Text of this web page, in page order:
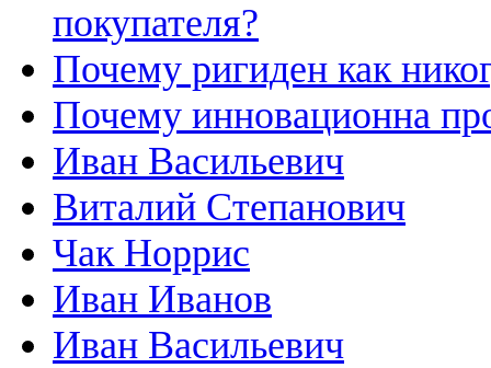
покупателя?
Почему ригиден как
Почему инновационна
Иван Васильевич
Виталий Степанович
Чак Норрис
Иван Иванов
Иван Васильевич